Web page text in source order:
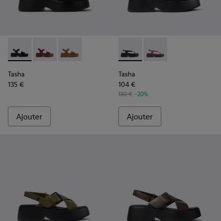
Tasha - K201659-006 - Sandales en cuir noir Pour femme
Tasha - K201659-012 - Sandales en cuir bordeaux
Tasha - K201659-011 - Sandales en cuir
Tasha
135 €
Ajouter
Tasha - K201859-001 -
Tasha - K201859-
Tasha
104 €
130 € -20%
Ajouter